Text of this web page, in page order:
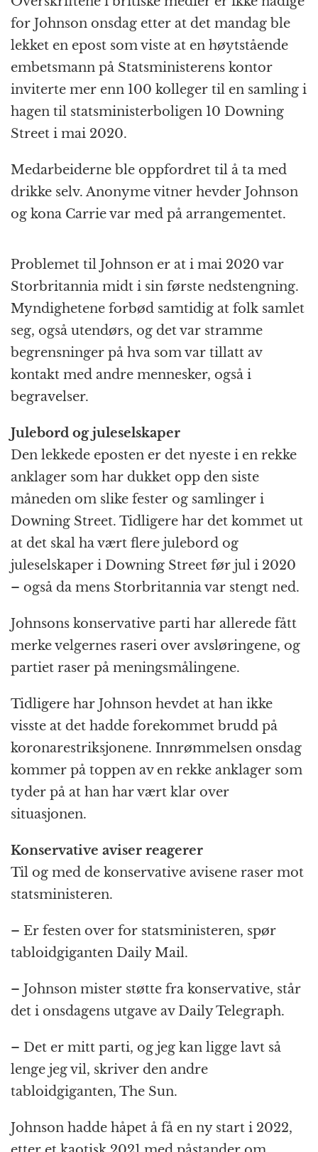
for Johnson onsdag etter at det mandag ble
lekket en epost som viste at en høytstående
embetsmann på Statsministerens kontor
inviterte mer enn 100 kolleger til en samling i
hagen til statsministerboligen 10 Downing
Street i mai 2020.
Medarbeiderne ble oppfordret til å ta med
drikke selv. Anonyme vitner hevder Johnson
og kona Carrie var med på arrangementet.
Problemet til Johnson er at i mai 2020 var
Storbritannia midt i sin første nedstengning.
Myndighetene forbød samtidig at folk samlet
seg, også utendørs, og det var stramme
begrensninger på hva som var tillatt av
kontakt med andre mennesker, også i
begravelser.
Julebord og juleselskaper
Den lekkede eposten er det nyeste i en rekke
anklager som har dukket opp den siste
måneden om slike fester og samlinger i
Downing Street. Tidligere har det kommet ut
at det skal ha vært flere julebord og
juleselskaper i Downing Street før jul i 2020
– også da mens Storbritannia var stengt ned.
Johnsons konservative parti har allerede fått
merke velgernes raseri over avsløringene, og
partiet raser på meningsmålingene.
Tidligere har Johnson hevdet at han ikke
visste at det hadde forekommet brudd på
koronarestriksjonene. Innrømmelsen onsdag
kommer på toppen av en rekke anklager som
tyder på at han har vært klar over
situasjonen.
Konservative aviser reagerer
Til og med de konservative avisene raser mot
statsministeren.
– Er festen over for statsministeren, spør
tabloidgiganten Daily Mail.
– Johnson mister støtte fra konservative, står
det i onsdagens utgave av Daily Telegraph.
– Det er mitt parti, og jeg kan ligge lavt så
lenge jeg vil, skriver den andre
tabloidgiganten, The Sun.
Johnson hadde håpet å få en ny start i 2022,